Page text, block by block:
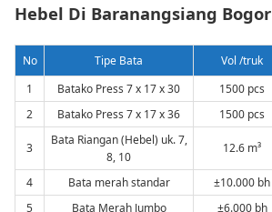
Hebel Di Baranangsiang Bogor
No Tipe Bata Vol /truk
1
Batako Press 7 x 17 x 30 1500 pcs
2
Batako Press 7 x 17 x 36 1500 pcs
3
Bata Riangan (Hebel) uk. 7,
8, 10
12.6 m³
4 Bata merah standar ±10.000 bh
5
Bata Merah Jumbo ±6.000 bh